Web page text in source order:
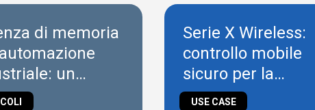
di memoria
un
di supply
Serie X Wireless:
controllo mobile
sicuro per la
robotica e
USE CASE